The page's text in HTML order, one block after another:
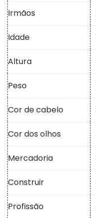
Irmãos
Idade
Altura
Peso
Cor de cabelo
Cor dos olhos
Mercadoria
Construir
Profissão